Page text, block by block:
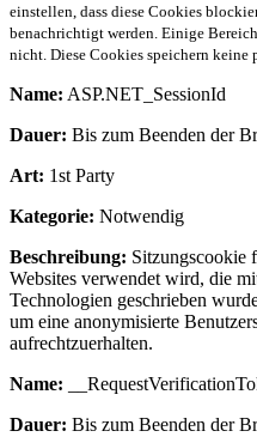
einstellen, dass diese Cookies
benachrichtigt werden. Einige
nicht. Diese Cookies speichern keine
Name: ASP.NET_SessionId
Dauer: Bis zum Beenden der
Art: 1st Party
Kategorie: Notwendig
Beschreibung: Sitzungscookie
Websites verwendet wird, die
Technologien geschrieben
um eine anonymisierte
aufrechtzuerhalten.
Name:
Dauer: Bis zum Beenden der